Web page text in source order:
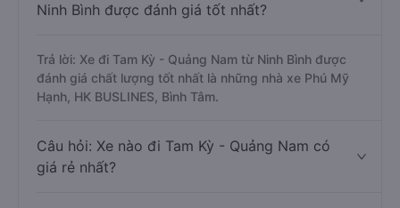
Ninh Bình được đánh giá tốt nhất?
Trả lời: Xe đi Tam Kỳ - Quảng Nam từ Ninh Bình được
đánh giá chất lượng tốt nhất là những nhà xe Phú Mỹ
Hạnh, HK BUSLINES, Bình Tâm.
Câu hỏi: Xe nào đi Tam Kỳ - Quảng Nam có
giá rẻ nhất?